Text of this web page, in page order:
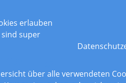
erlauben
super
über alle verwendeten